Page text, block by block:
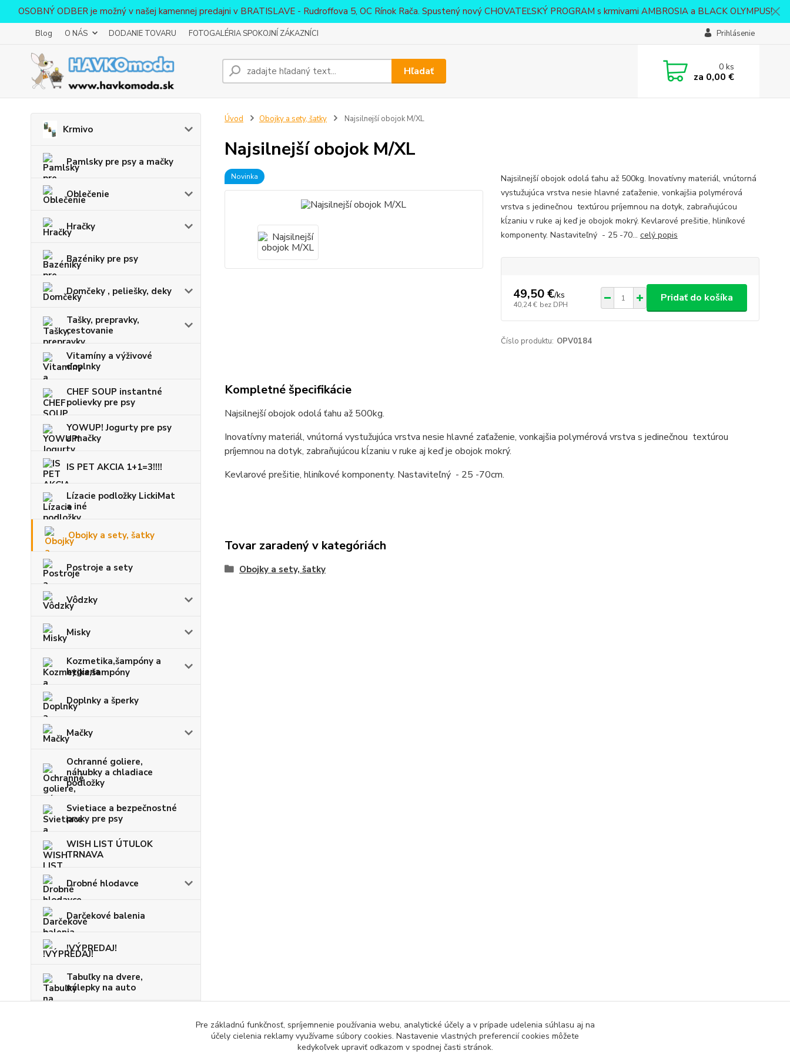
OSOBNÝ ODBER je možný v našej kamennej predajni v BRATISLAVE - Rudroffova 5, OC Rínok Rača. Spustený nový CHOVATEĽSKÝ PROGRAM s krmivami AMBROSIA a BLACK OLYMPUS!
Blog O NÁS DODANIE TOVARU FOTOGALÉRIA SPOKOJNÍ ZÁKAZNÍCI Prihlásenie
Hľadať 0ks
za 0,00 €
Krmivo
Pamlsky pre psy a mačky
Oblečenie
Hračky
Bazéniky pre psy
Domčeky , peliešky, deky
Tašky, prepravky,
cestovanie
Vitamíny a výživové
doplnky
CHEF SOUP instantné
polievky pre psy
YOWUP! Jogurty pre psy
a mačky
IS PET AKCIA 1+1=3!!!!
Lízacie podložky LickiMat
a iné
Obojky a sety, šatky
Postroje a sety
Vôdzky
Misky
Kozmetika,šampóny a
hygiena
Doplnky a šperky
Mačky
Ochranné goliere,
náhubky a chladiace
podložky
Svietiace a bezpečnostné
prvky pre psy
WISH LIST ÚTULOK
TRNAVA
Drobné hlodavce
Darčekové balenia
!VÝPREDAJ!
Tabuľky na dvere,
nálepky na auto
Úvod Obojky a sety, šatky Najsilnejší obojok M/XL
Najsilnejší obojok M/XL
Novinka
Najsilnejší obojok odolá ťahu až 500kg. Inovatívny materiál, vnútorná
vystužujúca vrstva nesie hlavné zaťaženie, vonkajšia polymérová
vrstva s jedinečnou textúrou príjemnou na dotyk, zabraňujúcou
kĺzaniu v ruke aj keď je obojok mokrý. Kevlarové prešitie, hliníkové
komponenty. Nastaviteľný - 25 -70... celý popis
49,50 €/ks
40,24 € bez DPH
Pridať do košíka
Číslo produktu: OPV0184
Kompletné špecifikácie
Najsilnejší obojok odolá ťahu až 500kg.
Inovatívny materiál, vnútorná vystužujúca vrstva nesie hlavné zaťaženie, vonkajšia polymérová vrstva s jedinečnou textúrou
príjemnou na dotyk, zabraňujúcou kĺzaniu v ruke aj keď je obojok mokrý.
Kevlarové prešitie, hliníkové komponenty. Nastaviteľný - 25 -70cm.
Tovar zaradený v kategóriách
Obojky a sety, šatky
Pre základnú funkčnosť, spríjemnenie používania webu, analytické účely a v prípade udelenia súhlasu aj na
účely cielenia reklamy využívame súbory cookies. Nastavenie vlastných preferencií cookies môžete
kedykoľvek upraviť odkazom v spodnej časti stránok.